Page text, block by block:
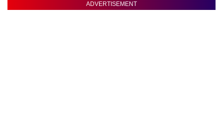
ADVERTISEMENT